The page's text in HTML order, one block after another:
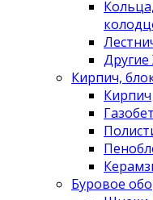
Кирпич,
Кирпич
Буровое